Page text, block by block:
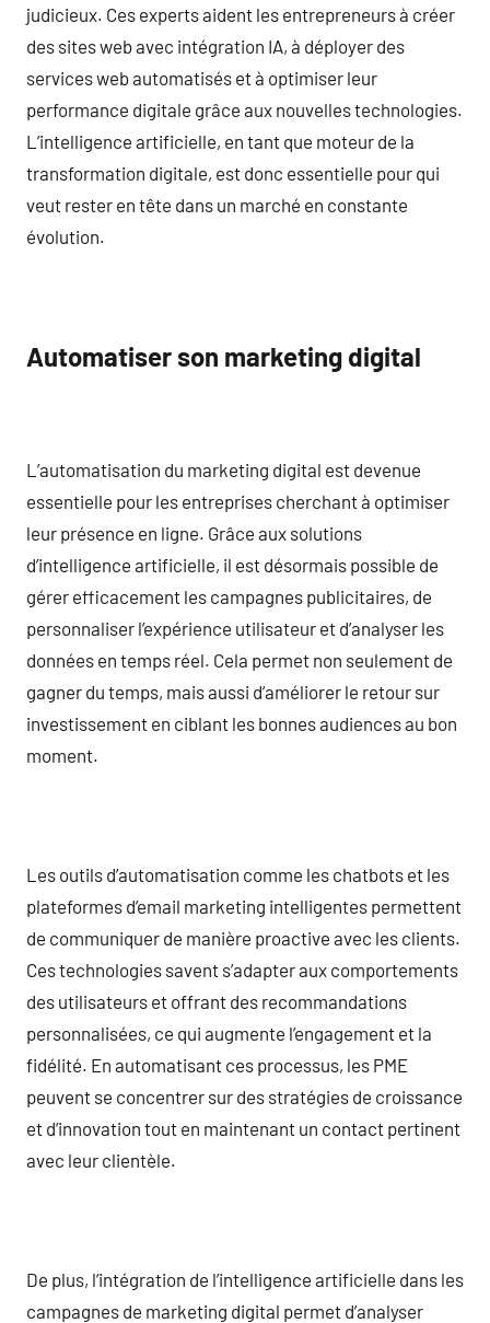
judicieux. Ces experts aident les entrepreneurs à créer
des sites web avec intégration IA, à déployer des
services web automatisés et à optimiser leur
performance digitale grâce aux nouvelles technologies.
L’intelligence artificielle, en tant que moteur de la
transformation digitale, est donc essentielle pour qui
veut rester en tête dans un marché en constante
évolution.
Automatiser son marketing digital
L’automatisation du marketing digital est devenue
essentielle pour les entreprises cherchant à optimiser
leur présence en ligne. Grâce aux solutions
d’intelligence artificielle, il est désormais possible de
gérer efficacement les campagnes publicitaires, de
personnaliser l’expérience utilisateur et d’analyser les
données en temps réel. Cela permet non seulement de
gagner du temps, mais aussi d’améliorer le retour sur
investissement en ciblant les bonnes audiences au bon
moment.
Les outils d’automatisation comme les chatbots et les
plateformes d’email marketing intelligentes permettent
de communiquer de manière proactive avec les clients.
Ces technologies savent s’adapter aux comportements
des utilisateurs et offrant des recommandations
personnalisées, ce qui augmente l’engagement et la
fidélité. En automatisant ces processus, les PME
peuvent se concentrer sur des stratégies de croissance
et d’innovation tout en maintenant un contact pertinent
avec leur clientèle.
De plus, l’intégration de l’intelligence artificielle dans les
campagnes de marketing digital permet d’analyser